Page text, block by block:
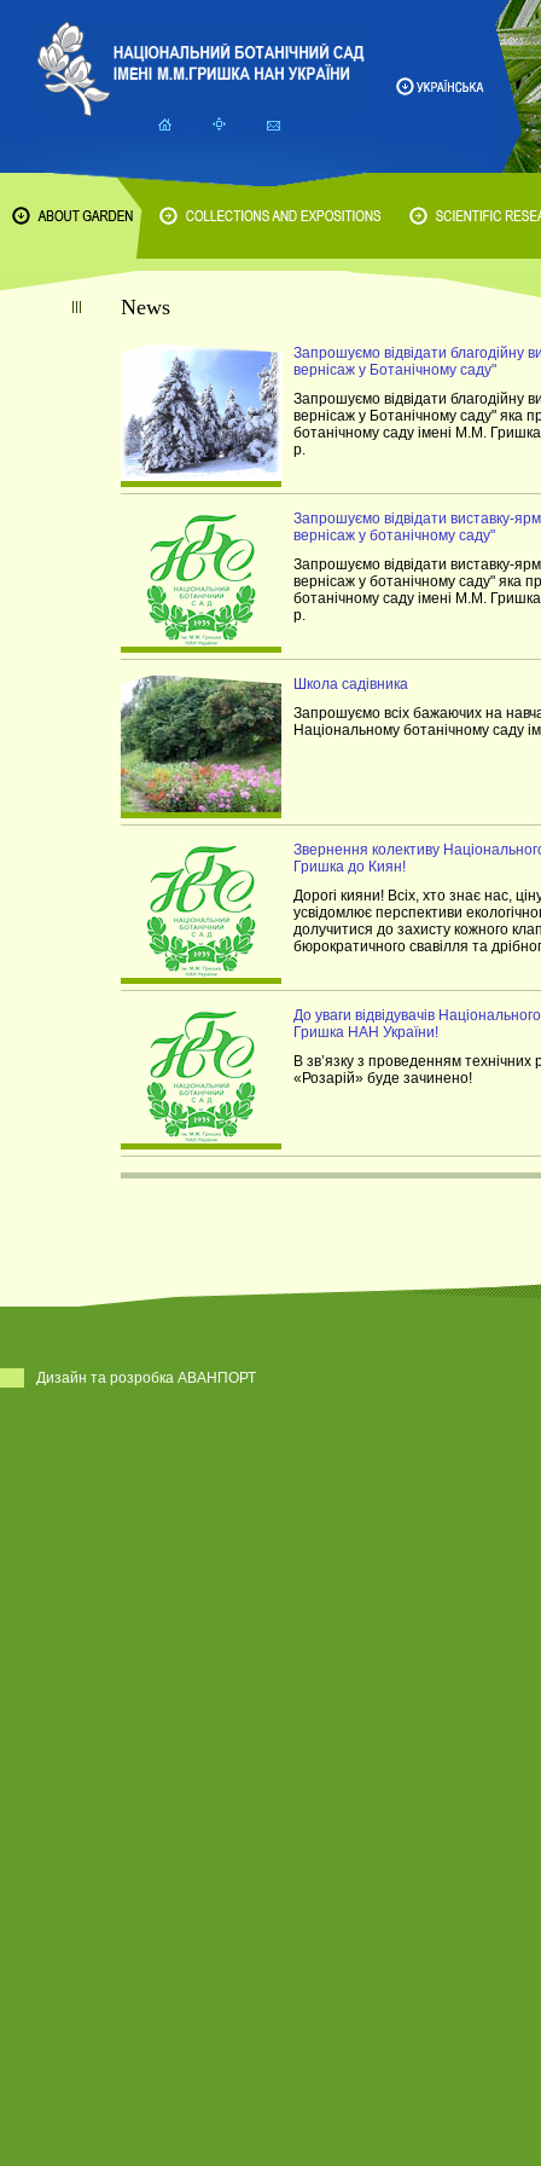
News
Запрошуємо відвідати благодійну
вернісаж у Ботанічному саду"
Запрошуємо відвідати благодійну
вернісаж у Ботанічному саду" яка
ботанічному саду імені М.М.
р.
Запрошуємо відвідати виставку-
вернісаж у ботанічному саду"
Запрошуємо відвідати виставку-
вернісаж у ботанічному саду" яка
ботанічному саду імені М.М.
р.
Школа садівника
Запрошуємо всіх бажаючих на
Національному ботанічному саду
Звернення колективу
Гришка до Киян!
Дорогі кияни! Всіх, хто знає нас,
усвідомлює перспективи
долучитися до захисту кожного
бюрократичного свавілля та
До уваги відвідувачів
Гришка НАН України!
В зв’язку з проведенням
«Розарій» буде зачинено!
Дизайн та розробка АВАНПОРТ